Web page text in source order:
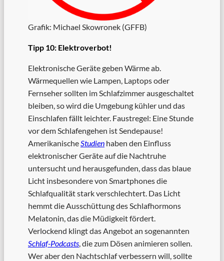
Grafik: Michael Skowronek (GFFB)
Tipp 10: Elektroverbot!
Elektronische Geräte geben Wärme ab.
Wärmequellen wie Lampen, Laptops oder
Fernseher sollten im Schlafzimmer ausgeschaltet
bleiben, so wird die Umgebung kühler und das
Einschlafen fällt leichter. Faustregel: Eine Stunde
vor dem Schlafengehen ist Sendepause!
AmerikanischeStudien haben den Einfluss
elektronischer Geräte auf die Nachtruhe
untersucht und herausgefunden, dass das blaue
Licht insbesondere von Smartphones die
Schlafqualität stark verschlechtert. Das Licht
hemmt die Ausschüttung des Schlafhormons
Melatonin, das die Müdigkeit fördert.
Verlockend klingt das Angebot an sogenannten
Schlaf-Podcasts, die zum Dösen animieren sollen.
Wer aber den Nachtschlaf verbessern will, sollte